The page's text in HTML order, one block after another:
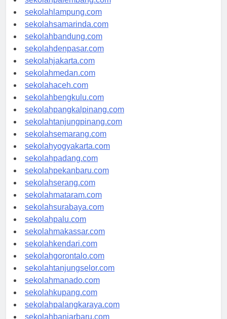
sekolahpalembang.com
sekolahlampung.com
sekolahsamarinda.com
sekolahbandung.com
sekolahdenpasar.com
sekolahjakarta.com
sekolahmedan.com
sekolahaceh.com
sekolahbengkulu.com
sekolahpangkalpinang.com
sekolahtanjungpinang.com
sekolahsemarang.com
sekolahyogyakarta.com
sekolahpadang.com
sekolahpekanbaru.com
sekolahserang.com
sekolahmataram.com
sekolahsurabaya.com
sekolahpalu.com
sekolahmakassar.com
sekolahkendari.com
sekolahgorontalo.com
sekolahtanjungselor.com
sekolahmanado.com
sekolahkupang.com
sekolahpalangkaraya.com